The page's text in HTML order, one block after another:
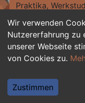
Wir verwenden
Nutzererfahrung zu
unserer Webseite
von Cookies zu.
Zustimmen
Praktika,
Personalwesen
Hilfskräfte,
Weiterbildung,